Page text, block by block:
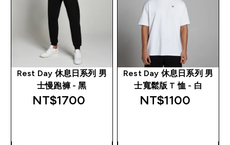
Rest Day 休息日系列 男
士慢跑褲 - 黑
NT$1700‎
Rest Day 休息日系列 男
士寬鬆版 T 恤 - 白
NT$1100‎